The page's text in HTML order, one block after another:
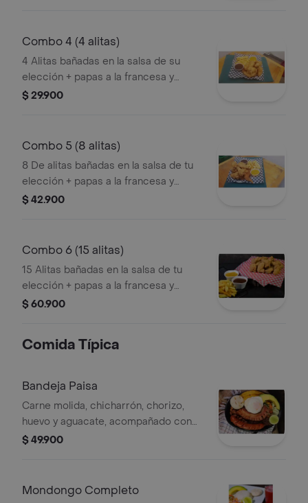
400ml.
Combo 4 (4 alitas)
4 Alitas bañadas en la salsa de su
elección + papas a la francesa y
gaseosa 400ml.
$ 29.900
Combo 5 (8 alitas)
8 De alitas bañadas en la salsa de tu
elección + papas a la francesa y
gaseosa 400ml.
$ 42.900
Combo 6 (15 alitas)
15 Alitas bañadas en la salsa de tu
elección + papas a la francesa y
gaseosa 400ml.
$ 60.900
Comida Típica
Bandeja Paisa
Carne molida, chicharrón, chorizo,
huevo y aguacate, acompañado con
fríjoles, arroz, tajada de maduro,
$ 49.900
Mondongo Completo